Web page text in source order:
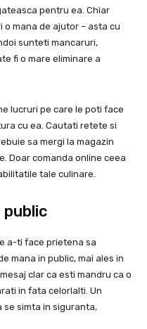
pentru ea. Chiar
mana de ajutor – asta cu
sunteti mancaruri,
fi o mare eliminare a
lucruri pe care le poti face
cu ea. Cautati retete si
sa mergi la magazin
Doar comanda online ceea
tale culinare.
public
a-ti face prietena sa
mana in public, mai ales in
clar ca esti mandru ca o
in fata celorlalti. Un
se simta in siguranta,